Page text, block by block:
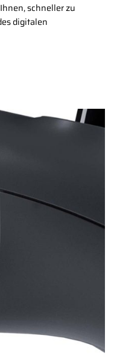
schneller zu
digitalen